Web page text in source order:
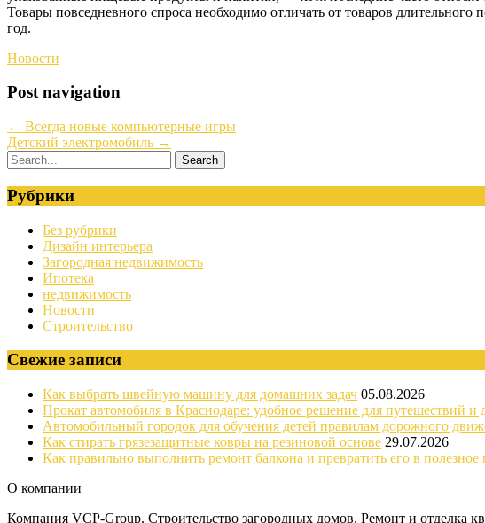
Товары повседневного спроса необходимо отличать от товаров
год.
Новости
Post navigation
← Всегда новые компьютерные игры
Детский электромобиль →
Рубрики
Без рубрики
Дизайн интерьера
Загородная недвижимость
Ипотека
недвижимость
Новости
Строительство
Свежие записи
Как выбрать швейную машину для домашних задач 05.08.2026
Прокат автомобиля в Краснодаре: удобное решение для путешествий и
Автомобильный городок для обучения детей правилам дорожного
Как стирать грязезащитные ковры на резиновой основе 29.07.2026
Как правильно выполнить ремонт балкона и превратить его в полезное
О компании
Компания VCP-Group. Строительство загородных домов. Ремонт и отделка